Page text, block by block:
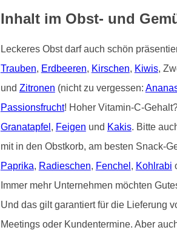
Inhalt im Obst- und
Leckeres Obst darf auch schön
Trauben, Erdbeeren, Kirschen, Kiwis,
und Zitronen (nicht zu vergessen:
Passionsfrucht! Hoher Vitamin-C-
Granatapfel , Feigen und Kakis. Bitte
mit in den Obstkorb, am besten Snack-
Paprika, Radieschen, Fenchel , Kohlrabi
Immer mehr Unternehmen möchten
Und das gilt garantiert für die Lieferung
Meetings oder Kundentermine. Aber